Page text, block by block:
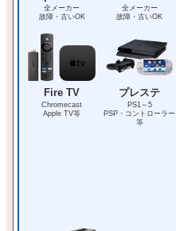
全メーカー
故障・古いOK
全メーカー
故障・古いOK
Fire TV
Chromecast
Apple TV等
プレステ
PS1～5
PSP・コントローラー
等